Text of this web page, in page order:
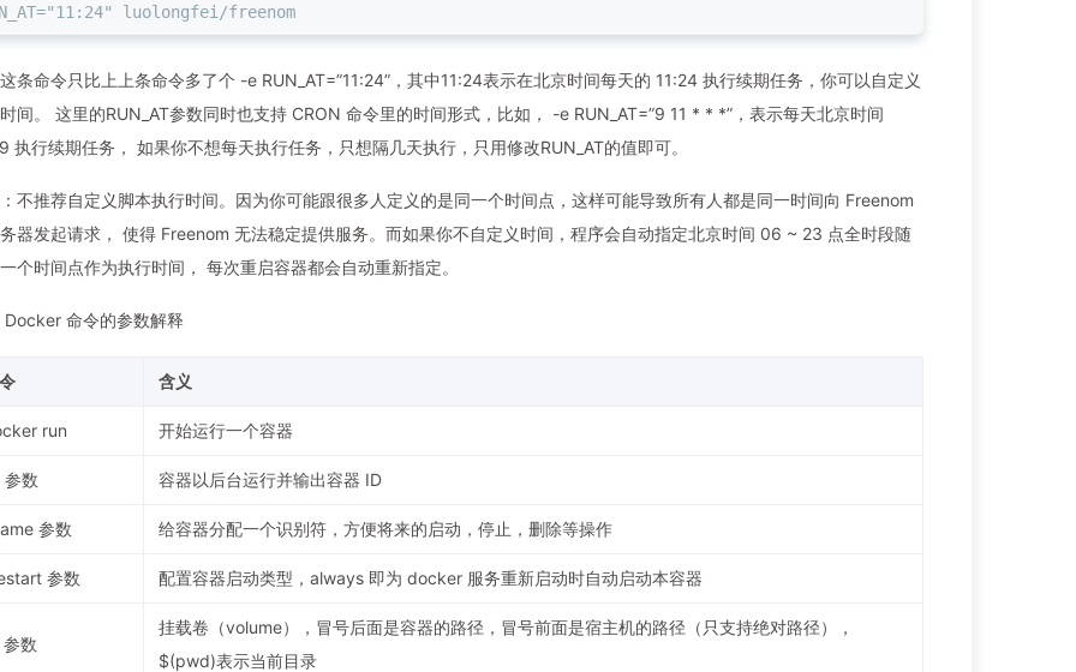
luolongfei/freenom
条命令只比上上条命令多了个 -e RUN_AT=”11:24”，其中11:24表示在北京时间每天的 11:24 执行续期任务，你可以自定义
间。 这里的RUN_AT参数同时也支持 CRON 命令里的时间形式，比如， -e RUN_AT=”9 11 * * *”，表示每天北京时间
执行续期任务， 如果你不想每天执行任务，只想隔几天执行，只用修改RUN_AT的值即可。
不推荐自定义脚本执行时间。因为你可能跟很多人定义的是同一个时间点，这样可能导致所有人都是同一时间向 Freenom
器发起请求， 使得 Freenom 无法稳定提供服务。而如果你不自定义时间，程序会自动指定北京时间 06 ~ 23 点全时段随
个时间点作为执行时间， 每次重启容器都会自动重新指定。
Docker 命令的参数解释
含义
run 开始运行一个容器
数 容器以后台运行并输出容器 ID
参数 给容器分配一个识别符，方便将来的启动，停止，删除等操作
参数 配置容器启动类型，always 即为 docker 服务重新启动时自动启动本容器
数
挂载卷（volume），冒号后面是容器的路径，冒号前面是宿主机的路径（只支持绝对路径），
$(pwd)表示当前目录